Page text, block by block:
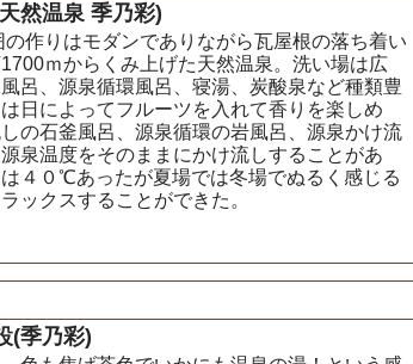
然温泉 季乃彩)
作りはモダンでありながら瓦屋根の落ち着い
ｍからくみ上げた天然温泉。洗い場は広
呂、源泉循環風呂、寝湯、炭酸泉など種類豊
日によってフルーツを入れて香りを楽しめ
の石釜風呂、源泉循環の岩風呂、源泉かけ流
泉温度をそのままにかけ流しすることがあ
４０℃あったが夏場では冬場でぬるく感じる
ックスすることができた。
(季乃彩)